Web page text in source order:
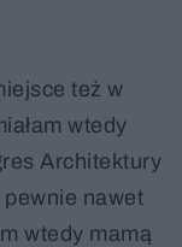
też w
wtedy
Architektury
nawet
wtedy mamą